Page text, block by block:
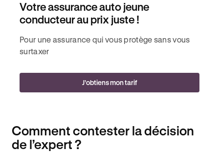
Votre assurance auto jeune
conducteur au prix juste !
Pour une assurance qui vous protège sans vous
surtaxer
J’obtiens mon tarif
Comment contester la décision
de l’expert ?